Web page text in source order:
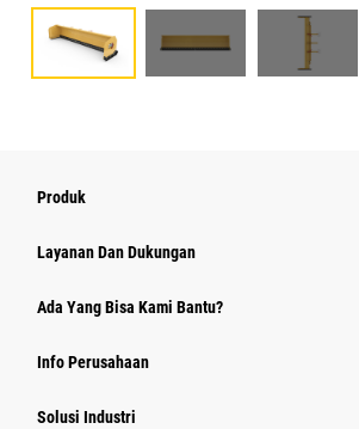
Produk
Layanan Dan Dukungan
Ada Yang Bisa Kami Bantu?
Info Perusahaan
Solusi Industri